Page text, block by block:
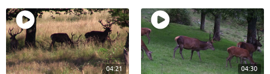
04:21 04:30